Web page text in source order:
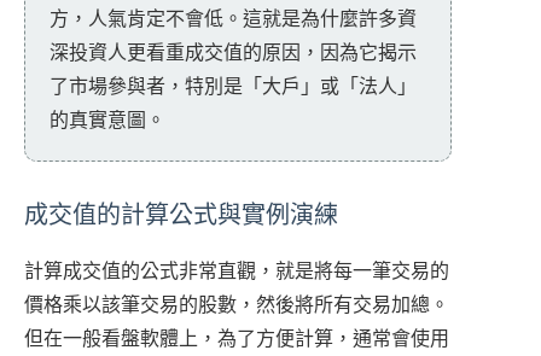
方，人氣肯定不會低。這就是為什麼許多資
深投資人更看重成交值的原因，因為它揭示
了市場參與者，特別是「大戶」或「法人」
的真實意圖。
成交值的計算公式與實例演練
計算成交值的公式非常直觀，就是將每一筆交易的
價格乘以該筆交易的股數，然後將所有交易加總。
但在一般看盤軟體上，為了方便計算，通常會使用